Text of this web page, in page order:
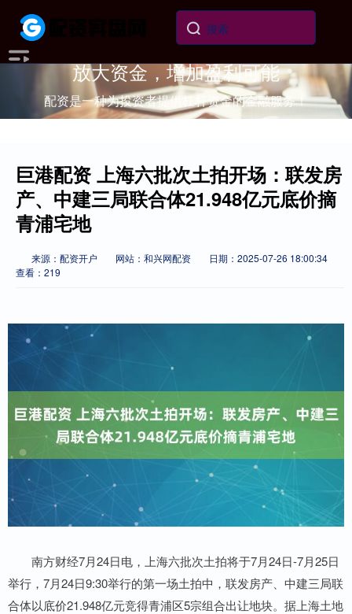
放大资金，增加盈利可能
配资是一种为投资者提供杠杆资金的金融服务！
巨港配资 上海六批次土拍开场：联发房
产、中建三局联合体21.948亿元底价摘
青浦宅地
来源：配资开户 网站：和兴网配资
日期：2025-07-26 18:00:34
查看：219
南方财经7月24日电，上海六批次土拍将于7月24日-7月25日
举行，7月24日9:30举行的第一场土拍中，联发房产、中建三局联
合体以底价21.948亿元竞得青浦区5宗组合出让地块。据上海土地